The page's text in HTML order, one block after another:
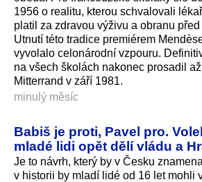
1956 o realitu, kterou schvalovali
platil za zdravou výživu a obranu
Utnutí této tradice premiérem
vyvolalo celonárodní vzpouru.
na všech školách nakonec prosadil
Mitterrand v září 1981.
minulý měsíc
Babiš je proti, Pavel pro.
mladé lidi opět dělí vládu a
Je to návrh, který by v Česku
v historii by mladí lidé od 16 let mohli